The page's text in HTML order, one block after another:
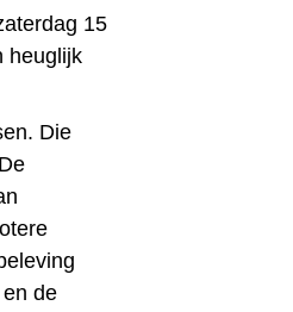
15
heuglijk
Die
de